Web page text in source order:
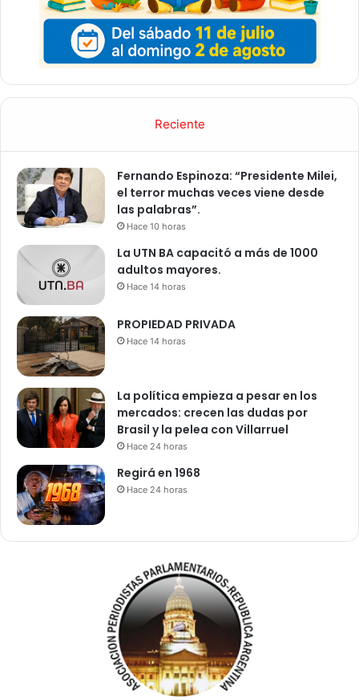
Reciente
Fernando Espinoza: “Presidente Milei,
el terror muchas veces viene desde
las palabras”.
Hace 10 horas
La UTN BA capacitó a más de 1000
adultos mayores.
Hace 14 horas
PROPIEDAD PRIVADA
Hace 14 horas
La política empieza a pesar en los
mercados: crecen las dudas por
Brasil y la pelea con Villarruel
Hace 24 horas
Regirá en 1968
Hace 24 horas